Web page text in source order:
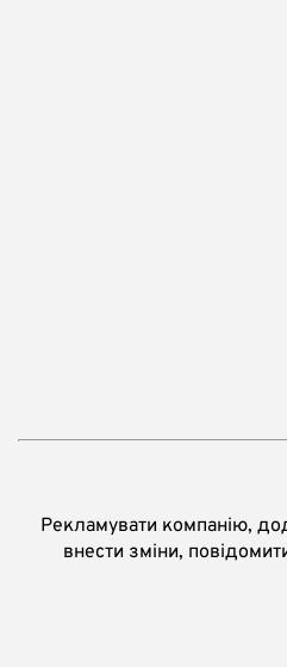
Рекламувати компанію,
внести зміни,